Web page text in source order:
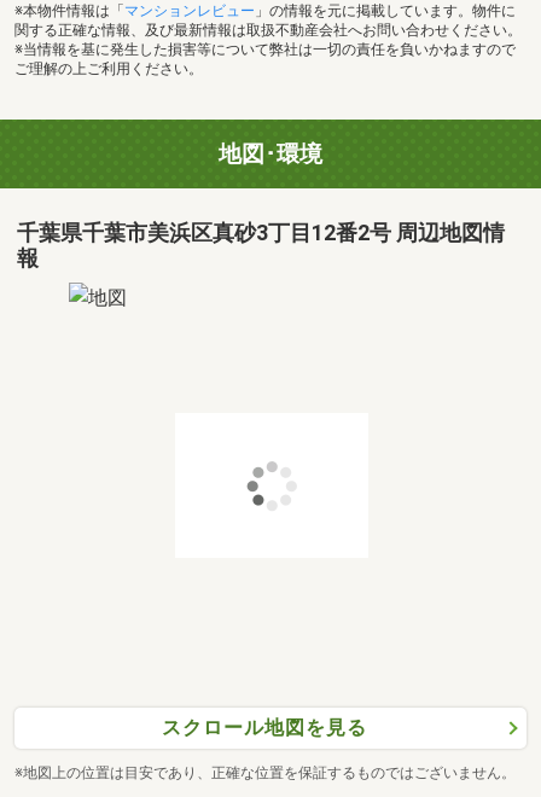
※本物件情報は「 マンションレビュー 」の情報を元に掲載しています。物件に
関する正確な情報、及び最新情報は取扱不動産会社へお問い合わせください。
※当情報を基に発生した損害等について弊社は一切の責任を負いかねますので
ご理解の上ご利用ください。
地図･環境
千葉県千葉市美浜区真砂3丁目12番2号 周辺地図情
報
スクロール地図を見る
※地図上の位置は目安であり、正確な位置を保証するものではございません。